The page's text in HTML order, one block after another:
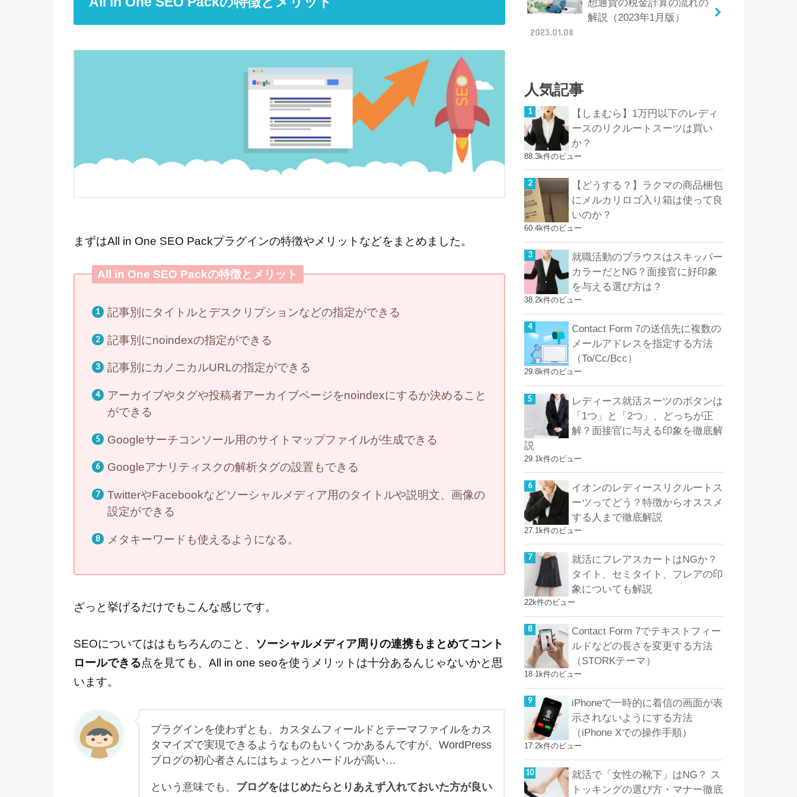
まずはAll in One SEO Packプラグインの特徴やメリットなどをまとめました。
All in One SEO Packの特徴とメリット
記事別にタイトルとデスクリプションなどの指定ができる
記事別にnoindexの指定ができる
記事別にカノニカルURLの指定ができる
アーカイブやタグや投稿者アーカイブページをnoindexにするか決めること
ができる
Googleサーチコンソール用のサイトマップファイルが生成できる
Googleアナリティスクの解析タグの設置もできる
TwitterやFacebookなどソーシャルメディア用のタイトルや説明文、画像の
設定ができる
メタキーワードも使えるようになる。
ざっと挙げるだけでもこんな感じです。
SEOについてははもちろんのこと、 ソーシャルメディア周りの連携もまとめてコント
ロールできる点を見ても、All in one seoを使うメリットは十分あるんじゃないかと思
います。
プラグインを使わずとも、カスタムフィールドとテーマファイルをカス
タマイズで実現できるようなものもいくつかあるんですが、WordPress
ブログの初心者さんにはちょっとハードルが高い…
という意味でも、 ブログをはじめたらとりあえず入れておいた方が良い
想通貨の税金計算の流れの
解説（2023年1月版）
2023.01.08
人気記事
【しまむら】1万円以下のレディ
ースのリクルートスーツは買い
か？
88.3k件のビュー
【どうする？】ラクマの商品梱包
にメルカリロゴ入り箱は使って良
いのか？
60.4k件のビュー
就職活動のブラウスはスキッパー
カラーだとNG？面接官に好印象
を与える選び方は？
38.2k件のビュー
Contact Form 7の送信先に複数の
メールアドレスを指定する方法
（To/Cc/Bcc）
29.8k件のビュー
レディース就活スーツのボタンは
「1つ」と「2つ」、どっちが正
解？面接官に与える印象を徹底解
説
29.1k件のビュー
イオンのレディースリクルートス
ーツってどう？特徴からオススメ
する人まで徹底解説
27.1k件のビュー
就活にフレアスカートはNGか？
タイト、セミタイト、フレアの印
象についても解説
22k件のビュー
Contact Form 7でテキストフィー
ルドなどの長さを変更する方法
（STORKテーマ）
18.1k件のビュー
iPhoneで一時的に着信の画面が表
示されないようにする方法
（iPhone Xでの操作手順）
17.2k件のビュー
就活で「女性の靴下」はNG？ ス
トッキングの選び方・マナー徹底